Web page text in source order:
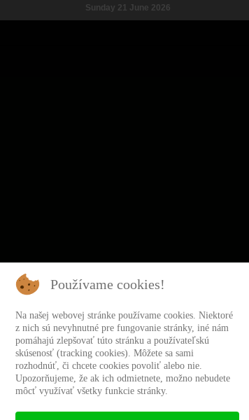
Sunday 21 June 2026
Používame cookies!
Na našej webovej stránke používame cookies. Niektoré
z nich sú nevyhnutné pre fungovanie stránky, iné nám
pomáhajú zlepšovať túto stránku a používateľskú
skúsenosť (tracking cookies). Môžete sa sami
rozhodnúť, či chcete cookies povoliť alebo nie.
Upozorňujeme, že ak ich odmietnete, možno nebudete
môcť využívať všetky funkcie stránky.